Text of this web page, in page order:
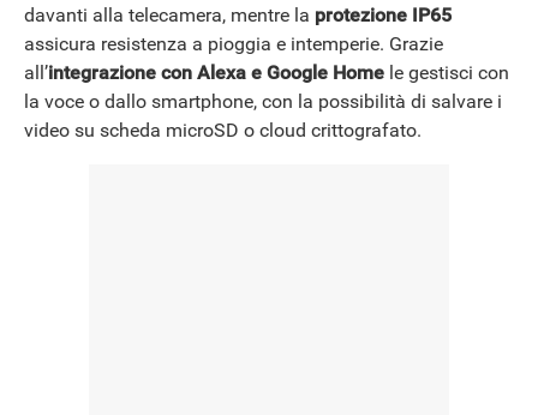
davanti alla telecamera, mentre la protezione IP65
assicura resistenza a pioggia e intemperie. Grazie
all’integrazione con Alexa e Google Home le gestisci con
la voce o dallo smartphone, con la possibilità di salvare i
video su scheda microSD o cloud crittografato.